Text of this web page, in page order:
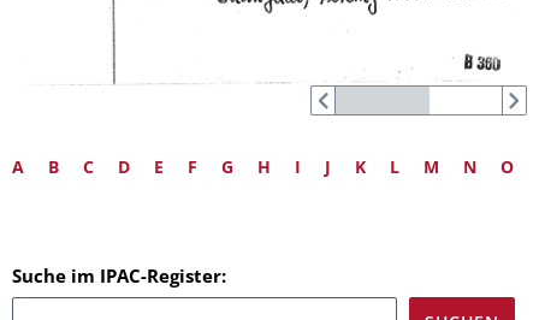
A B C D E F G H I J K L M N O
Suche im IPAC-Register: